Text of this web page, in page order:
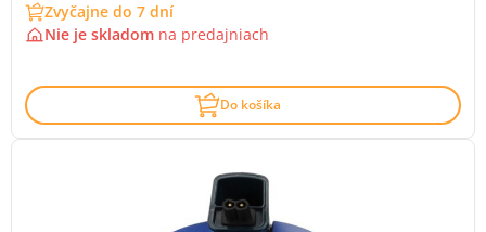
Zvyčajne do 7 dní
Nie je skladom na predajniach
Do košíka